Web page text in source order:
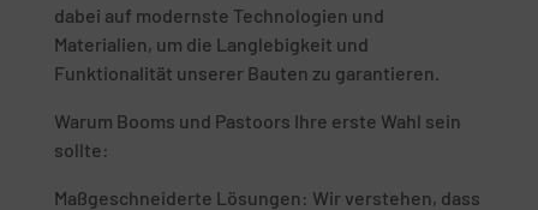
dabei auf modernste Technologien und
Materialien, um die Langlebigkeit und
Funktionalität unserer Bauten zu garantieren.
Warum Booms und Pastoors Ihre erste Wahl sein
sollte:
Maßgeschneiderte Lösungen: Wir verstehen, dass